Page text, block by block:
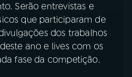
Serão entrevistas e
que participaram de
dos trabalhos
ano e lives com os
fase da competição.